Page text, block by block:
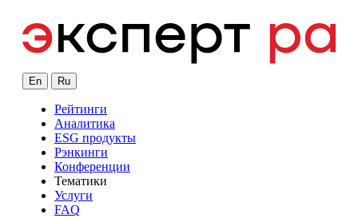
En Ru
Рейтинги
Аналитика
ESG продукты
Рэнкинги
Конференции
Тематики
Услуги
FAQ